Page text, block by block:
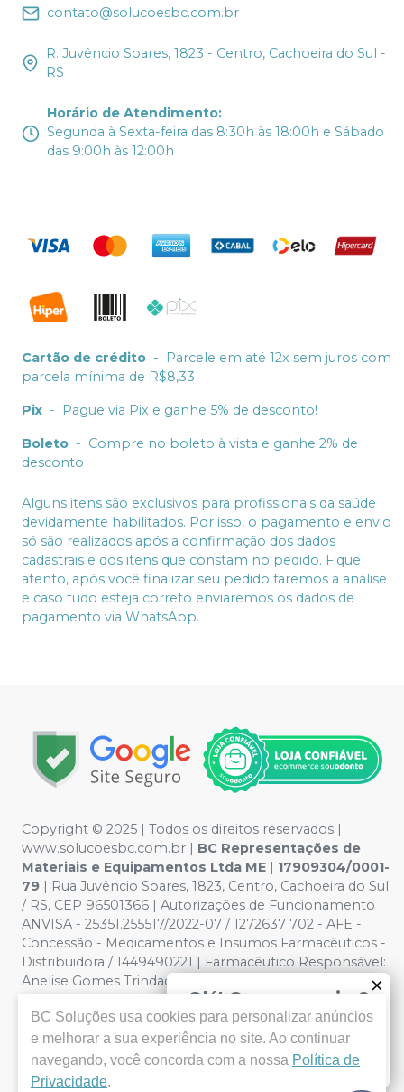
Olá! Quer negociar?
Clique aqui para falar conosco
Enviar mensagem
contato@solucoesbc.com.br
R. Juvêncio Soares, 1823 - Centro, Cachoeira do Sul -
RS
Horário de Atendimento:
Segunda à Sexta-feira das 8:30h às 18:00h e Sábado
das 9:00h às 12:00h
Cartão de crédito -
Parcele em até 12x sem juros com
parcela mínima de R$8,33
Pix - Pague via Pix e ganhe 5% de desconto!
Boleto - Compre no boleto à vista e ganhe 2% de
desconto
Alguns itens são exclusivos para profissionais da saúde
devidamente habilitados. Por isso, o pagamento e envio
só são realizados após a confirmação dos dados
cadastrais e dos itens que constam no pedido. Fique
atento, após você finalizar seu pedido faremos a análise
e caso tudo esteja correto enviaremos os dados de
pagamento via WhatsApp.
Copyright © 2025 | Todos os direitos reservados |
www.solucoesbc.com.br | BC Representações de
Materiais e Equipamentos Ltda ME | 17909304/0001-
79 | Rua Juvêncio Soares, 1823, Centro, Cachoeira do Sul
/ RS, CEP 96501366 | Autorizações de Funcionamento
ANVISA - 25351.255517/2022-07 / 1272637 702 - AFE -
Concessão - Medicamentos e Insumos Farmacêuticos -
Distribuidora / 1449490221 | Farmacêutico Responsável:
Anelise Gomes Trindade. CRF/RS nº 547718 RS | Política
ilustrativas - Os preços e condições da loja virtual estão
sujeitos a alterações. Em caso de divergência de preços
no site, o valor válido é o do Carrinho de Compra. Não
vendemos por atacado por isso nos reservamos o
BC Soluções usa cookies para personalizar anúncios
e melhorar a sua experiência no site. Ao continuar
navegando, você concorda com a nossa Política de
Privacidade.